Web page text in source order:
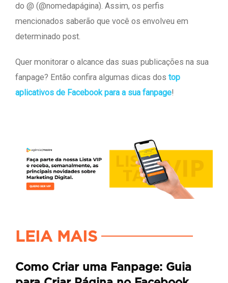
do @ (@nomedapágina). Assim, os perfis
mencionados saberão que você os envolveu em
determinado post.
Quer monitorar o alcance das suas publicações na sua
fanpage? Então confira algumas dicas dos top
aplicativos de Facebook para a sua fanpage!
LEIA MAIS
Como Criar uma Fanpage: Guia